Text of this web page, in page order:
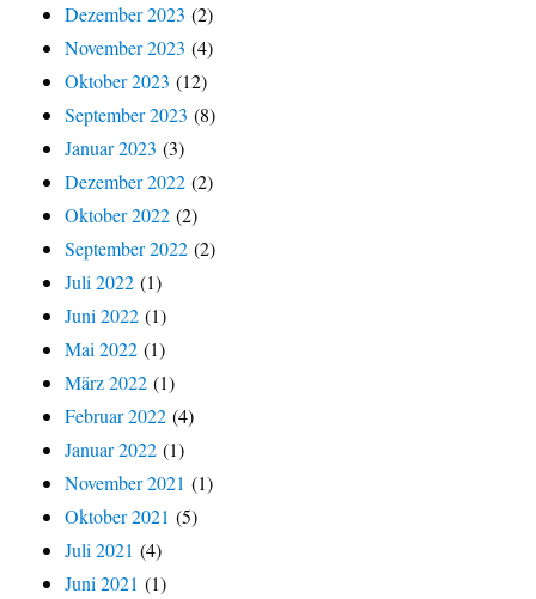
Dezember 2023 (2)
November 2023 (4)
Oktober 2023 (12)
September 2023 (8)
Januar 2023 (3)
Dezember 2022 (2)
Oktober 2022 (2)
September 2022 (2)
Juli 2022 (1)
Juni 2022 (1)
Mai 2022 (1)
März 2022 (1)
Februar 2022 (4)
Januar 2022 (1)
November 2021 (1)
Oktober 2021 (5)
Juli 2021 (4)
Juni 2021 (1)